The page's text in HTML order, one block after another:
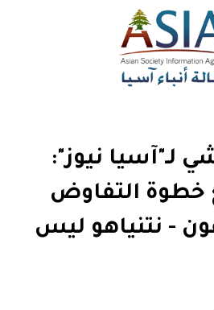
لـ"آسيا نيوز":
خطوة التفاوض
- نتنياهو ليس